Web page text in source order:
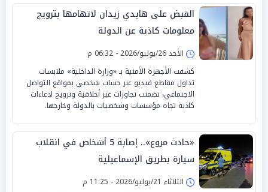
القبض على هايدي زيدان لاتهامها بترويج
معلومات كاذبة عن الدولة
الأحد 26/يوليو/2026 - 06:32 م
كشفت الأجهزة الأمنية بـ «وزارة الداخلية» ملابسات
تداول مقاطع فيديو عبر حساب شخصي بمواقع التواصل
الاجتماعي، تضمنت تجاوزات غير أخلاقية وترويج ادعاءات
كاذبة تجاه مؤسسات وشخصيات بالدولة وخارجها.
«حادث مروع».. إصابة 5 أشخاص في انقلاب
سيارة بطريق الإسماعيلية
الثلاثاء 21/يوليو/2026 - 11:25 م